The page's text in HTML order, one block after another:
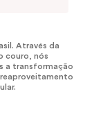
Através da
couro, nós
a transformação